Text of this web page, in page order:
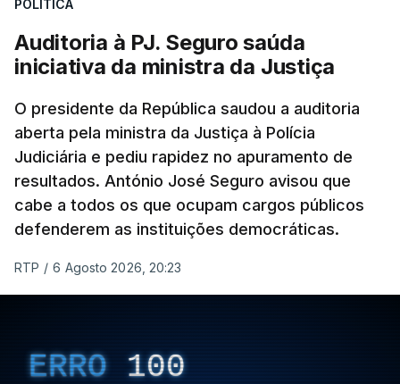
apreendido numa operação de droga.
POLÍTICA
Auditoria à PJ. Seguro saúda
iniciativa da ministra da Justiça
O presidente da República saudou a auditoria
aberta pela ministra da Justiça à Polícia
Judiciária e pediu rapidez no apuramento de
resultados. António José Seguro avisou que
cabe a todos os que ocupam cargos públicos
defenderem as instituições democráticas.
RTP / 6 Agosto 2026, 20:23
ERRO 100